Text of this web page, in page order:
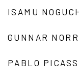
ISAMU
GUNNAR
PABLO